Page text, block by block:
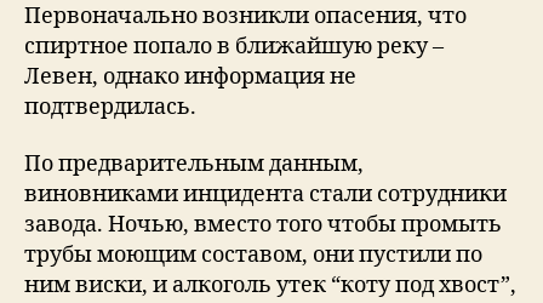
Первоначально возникли опасения, что
спиртное попало в ближайшую реку –
Левен, однако информация не
подтвердилась.
По предварительным данным,
виновниками инцидента стали сотрудники
завода. Ночью, вместо того чтобы промыть
трубы моющим составом, они пустили по
ним виски, и алкоголь утек “коту под хвост”,